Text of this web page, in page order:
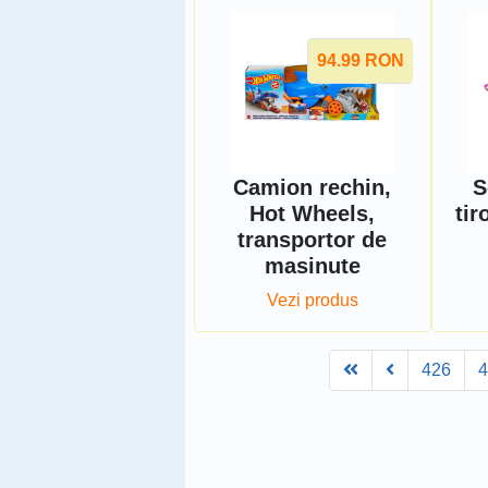
94.99 RON
Camion rechin,
Hot Wheels,
transportor de
masinute
Vezi produs
FirstPrev426